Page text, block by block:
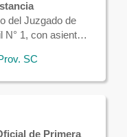
del Juzgado de
N° 1, con asiento
Juzgado de
1, con asiento
SC
de Primera